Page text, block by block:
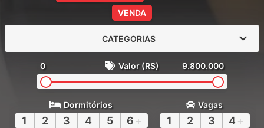
VENDA
CATEGORIAS
0 Valor (R$) 9.800.000
Dormitórios
1 2 3 4 5 6 +
Vagas
1 2 3 4 +